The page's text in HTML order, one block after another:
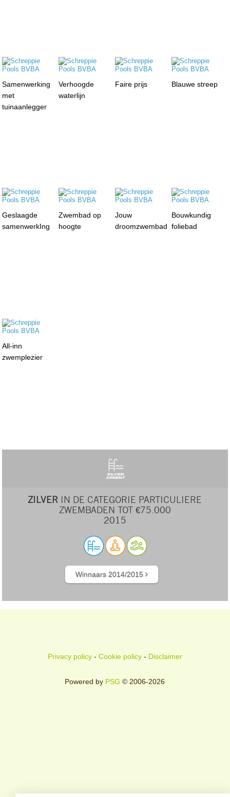
Samenwerking
met
tuinaanlegger
Verhoogde
waterlijn
Faire prijs Blauwe streep
Geslaagde
samenwerkIng
Zwembad op
hoogte
Jouw
droomzwembad
Bouwkundig
foliebad
All-inn
zwemplezier
ZILVER IN DE CATEGORIE PARTICULIERE
ZWEMBADEN TOT €75.000
2015
Winnaars 2014/2015
Privacy policy- Cookie policy- Disclaimer
Powered by PSG © 2006-2026